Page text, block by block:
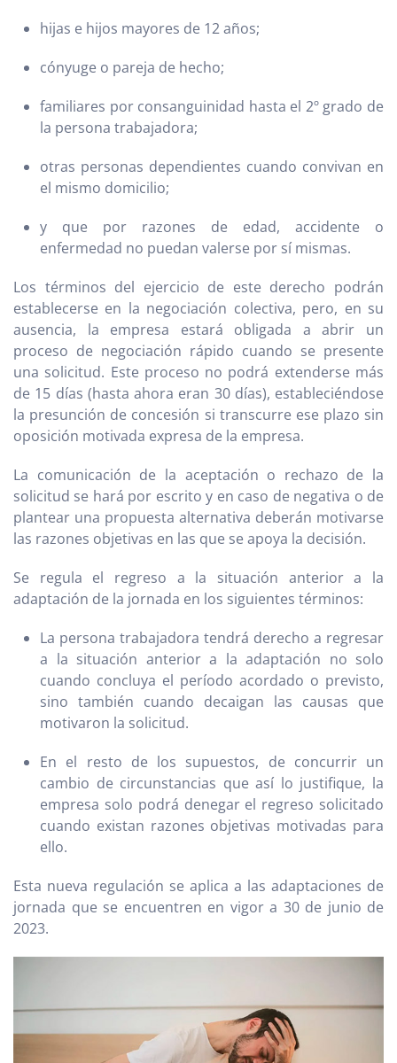
hijas e hijos mayores de 12 años;
cónyuge o pareja de hecho;
familiares por consanguinidad hasta el 2º grado de
la persona trabajadora;
otras personas dependientes cuando convivan en
el mismo domicilio;
y que por razones de edad, accidente o
enfermedad no puedan valerse por sí mismas.
Los términos del ejercicio de este derecho podrán
establecerse en la negociación colectiva, pero, en su
ausencia, la empresa estará obligada a abrir un
proceso de negociación rápido cuando se presente
una solicitud. Este proceso no podrá extenderse más
de 15 días (hasta ahora eran 30 días), estableciéndose
la presunción de concesión si transcurre ese plazo sin
oposición motivada expresa de la empresa.
La comunicación de la aceptación o rechazo de la
solicitud se hará por escrito y en caso de negativa o de
plantear una propuesta alternativa deberán motivarse
las razones objetivas en las que se apoya la decisión.
Se regula el regreso a la situación anterior a la
adaptación de la jornada en los siguientes términos:
La persona trabajadora tendrá derecho a regresar
a la situación anterior a la adaptación no solo
cuando concluya el período acordado o previsto,
sino también cuando decaigan las causas que
motivaron la solicitud.
En el resto de los supuestos, de concurrir un
cambio de circunstancias que así lo justifique, la
empresa solo podrá denegar el regreso solicitado
cuando existan razones objetivas motivadas para
ello.
Esta nueva regulación se aplica a las adaptaciones de
jornada que se encuentren en vigor a 30 de junio de
2023.